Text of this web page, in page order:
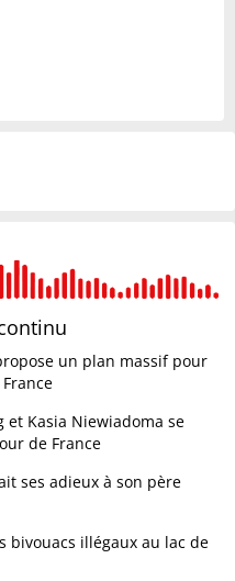
un plan massif pour
et Kasia Niewiadoma se
de France
ses adieux à son père
bivouacs illégaux au lac de